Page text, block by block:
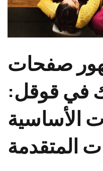
صفحات
في قوقل:
الأساسية
المتقدمة